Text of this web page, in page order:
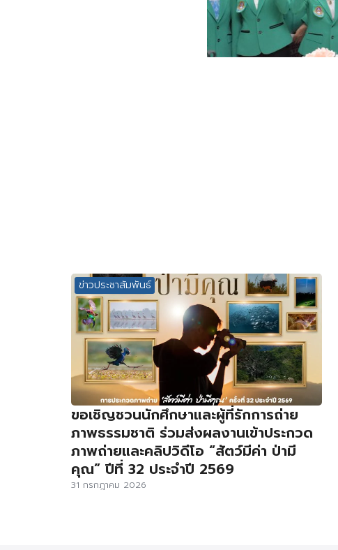
ข่าวประชาสัมพันธ์
ขอเชิญชวนนักศึกษาและผู้ที่รักการถ่าย
ภาพธรรมชาติ ร่วมส่งผลงานเข้าประกวด
ภาพถ่ายและคลิปวิดีโอ “สัตว์มีค่า ป่ามี
คุณ” ปีที่ 32 ประจำปี 2569
31 กรกฎาคม 2026